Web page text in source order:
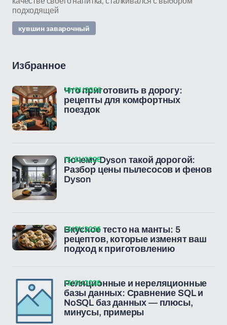
подходящей
кувшин заварочный
Избранное
Что приготовить в дорогу:
рецепты для комфортных
поездок
19/01/2026
Почему Dyson такой дорогой:
Разбор цены пылесосов и фенов
Dyson
15/01/2026
Вкусное тесто на манты: 5
рецептов, которые изменят ваш
подход к приготовлению
13/01/2026
Реляционные и нереляционные
базы данных: Сравнение SQL и
NoSQL баз данных — плюсы,
минусы, примеры
13/01/2026